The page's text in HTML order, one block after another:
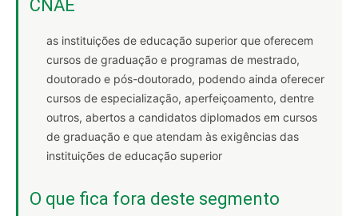
CNAE
as instituições de educação superior que oferecem
cursos de graduação e programas de mestrado,
doutorado e pós-doutorado, podendo ainda oferecer
cursos de especialização, aperfeiçoamento, dentre
outros, abertos a candidatos diplomados em cursos
de graduação e que atendam às exigências das
instituições de educação superior
O que fica fora deste segmento